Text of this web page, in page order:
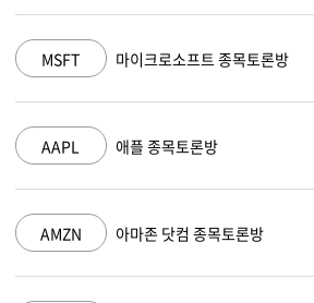
MSFT 마이크로소프트 종목토론방
AAPL 애플 종목토론방
AMZN 아마존 닷컴 종목토론방